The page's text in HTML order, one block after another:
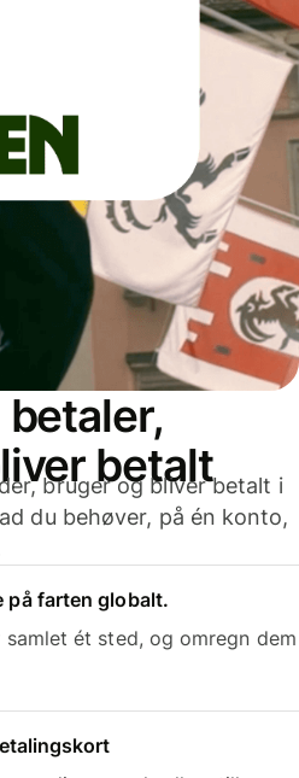
betaler,
betalt
bruger og bliver betalt i
du behøver, på én konto,
på farten globalt.
ét sted, og omregn dem